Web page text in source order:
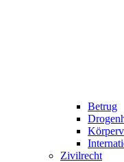
Betrug
Zivilrecht